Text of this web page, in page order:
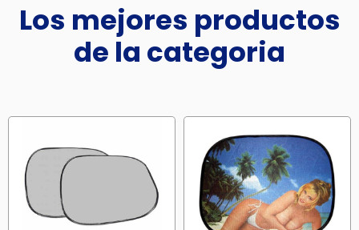
Los mejores productos
de la categoria